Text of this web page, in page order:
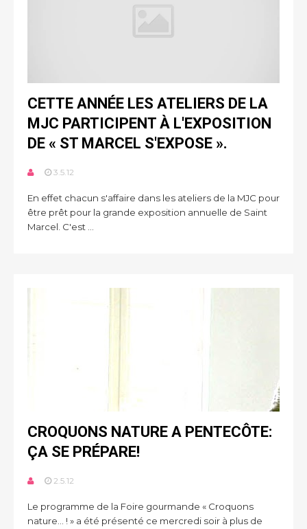
CETTE ANNÉE LES ATELIERS DE LA
MJC PARTICIPENT À L'EXPOSITION
DE « ST MARCEL S'EXPOSE ».
3.5.12
En effet chacun s'affaire dans les ateliers de la MJC pour
être prêt pour la grande exposition annuelle de Saint
Marcel. C'est ...
CROQUONS NATURE A PENTECÔTE:
ÇA SE PRÉPARE!
2.5.12
Le programme de la Foire gourmande « Croquons
nature… ! » a été présenté ce mercredi soir à plus de